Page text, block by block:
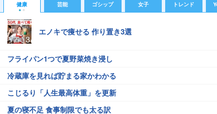
健康 芸能 ゴシップ 女子 トレンド
エノキで痩せる 作り置き3選
フライパン1つで夏野菜焼き浸し
冷蔵庫を見れば貯まる家かわかる
こじるり「人生最高体重」を更新
夏の寝不足 食事制限でも太る訳